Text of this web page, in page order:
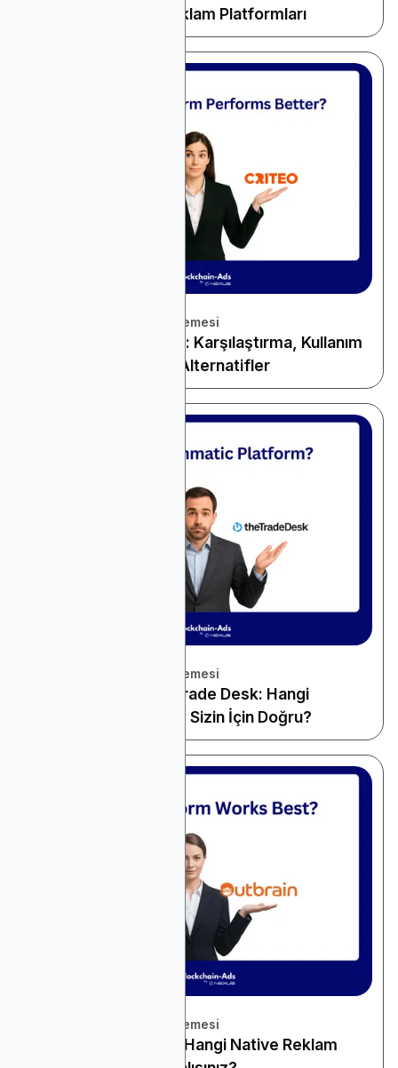
Büyüme için En İyi Reklam Platformları
Platform ve Araçlar İncelemesi
Criteo vs Google Ads: Karşılaştırma, Kullanım
Senaryoları ve En İyi Alternatifler
Platform ve Araçlar İncelemesi
StackAdapt vs The Trade Desk: Hangi
Programatik Platform Sizin İçin Doğru?
Platform ve Araçlar İncelemesi
Taboola vs Outbrain: Hangi Native Reklam